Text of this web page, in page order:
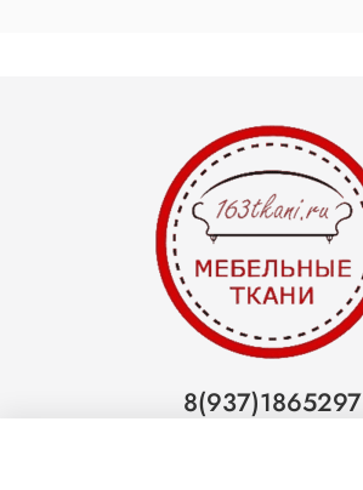
8(937)1865297